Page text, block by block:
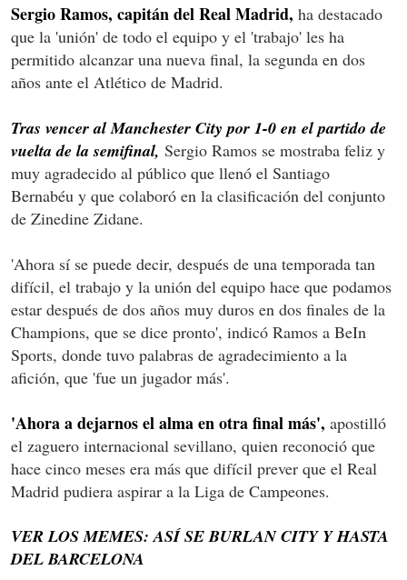
Sergio Ramos, capitán del Real Madrid, ha destacado
que la 'unión' de todo el equipo y el 'trabajo' les ha
permitido alcanzar una nueva final, la segunda en dos
años ante el Atlético de Madrid.
Tras vencer al Manchester City por 1-0 en el partido de
vuelta de la semifinal, Sergio Ramos se mostraba feliz y
muy agradecido al público que llenó el Santiago
Bernabéu y que colaboró en la clasificación del conjunto
de Zinedine Zidane.
'Ahora sí se puede decir, después de una temporada tan
difícil, el trabajo y la unión del equipo hace que podamos
estar después de dos años muy duros en dos finales de la
Champions, que se dice pronto', indicó Ramos a BeIn
Sports, donde tuvo palabras de agradecimiento a la
afición, que 'fue un jugador más'.
'Ahora a dejarnos el alma en otra final más', apostilló
el zaguero internacional sevillano, quien reconoció que
hace cinco meses era más que difícil prever que el Real
Madrid pudiera aspirar a la Liga de Campeones.
VER LOS MEMES: ASÍ SE BURLAN CITY Y HASTA
DEL BARCELONA